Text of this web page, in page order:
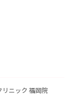
リニック 福岡院